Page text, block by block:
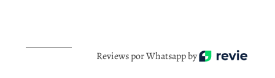
Reviews por Whatsapp by